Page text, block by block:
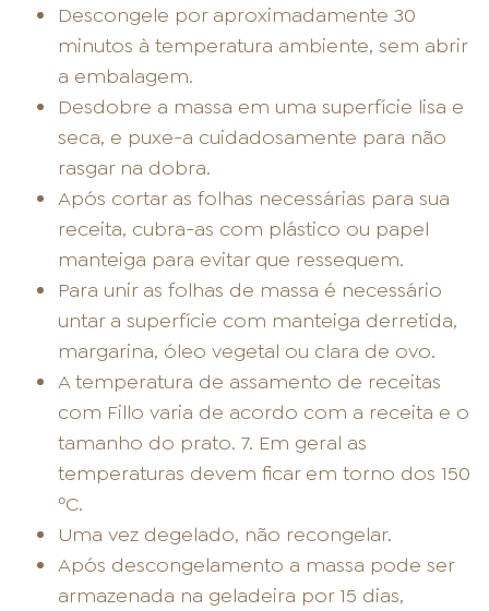
Descongele por aproximadamente 30
minutos à temperatura ambiente, sem abrir
a embalagem.
Desdobre a massa em uma superfície lisa e
seca, e puxe-a cuidadosamente para não
rasgar na dobra.
Após cortar as folhas necessárias para sua
receita, cubra-as com plástico ou papel
manteiga para evitar que ressequem.
Para unir as folhas de massa é necessário
untar a superfície com manteiga derretida,
margarina, óleo vegetal ou clara de ovo.
A temperatura de assamento de receitas
com Fillo varia de acordo com a receita e o
tamanho do prato. 7. Em geral as
temperaturas devem ficar em torno dos 150
ºC.
Uma vez degelado, não recongelar.
Após descongelamento a massa pode ser
armazenada na geladeira por 15 dias,